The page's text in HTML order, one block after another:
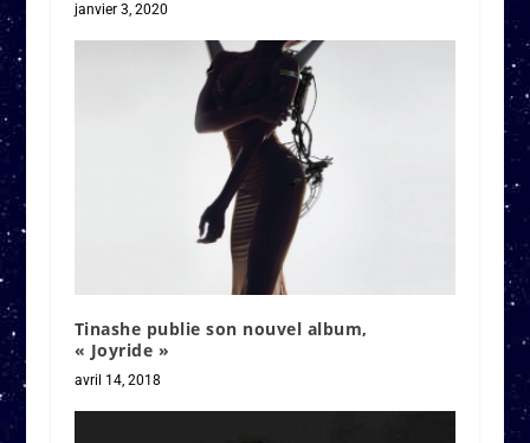
janvier 3, 2020
Tinashe publie son nouvel album,
« Joyride »
avril 14, 2018